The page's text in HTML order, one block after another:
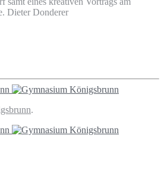
Dieter Donderer
.